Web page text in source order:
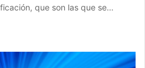
que son las que se…